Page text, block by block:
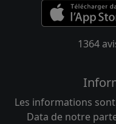
1364
Les informations
Data de notre